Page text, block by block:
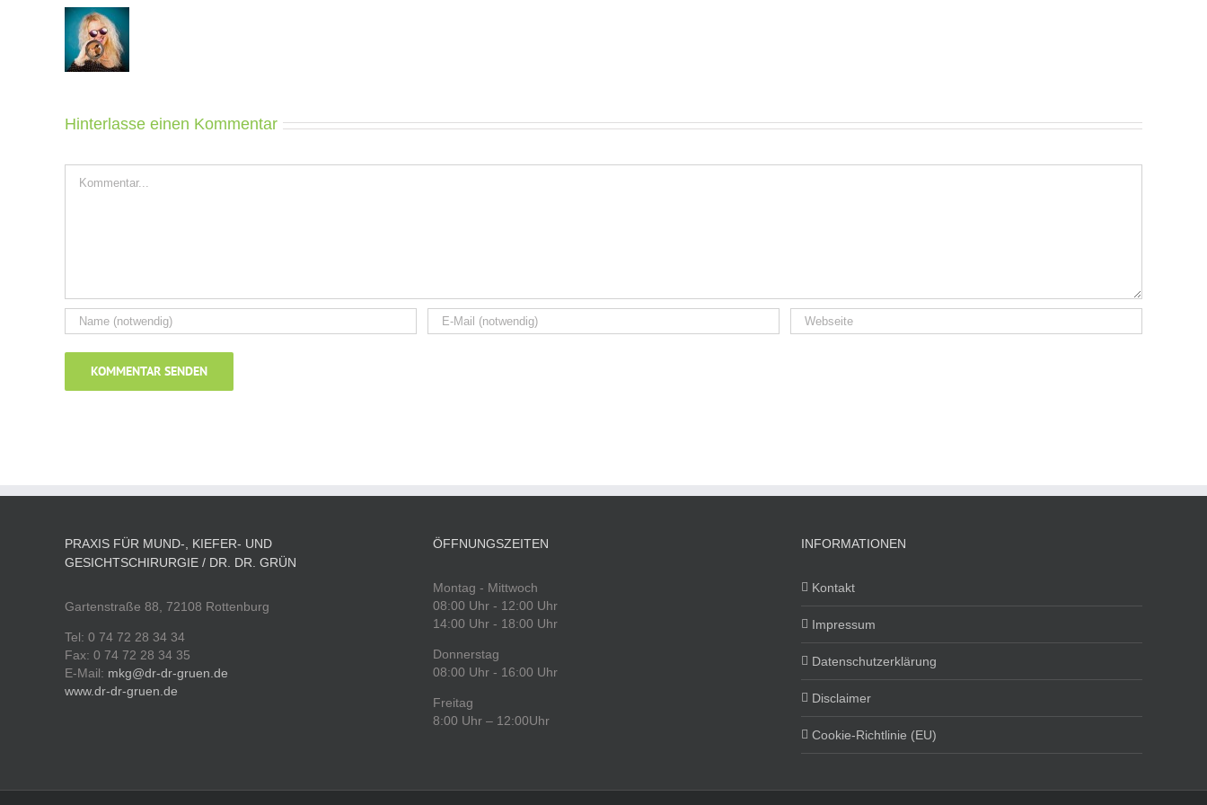
Hinterlasse einen Kommentar
PRAXIS FÜR MUND-, KIEFER- UND
GESICHTSCHIRURGIE / DR. DR. GRÜN
Gartenstraße 88, 72108 Rottenburg
Tel: 0 74 72 28 34 34
Fax: 0 74 72 28 34 35
E-Mail: mkg@dr-dr-gruen.de
www.dr-dr-gruen.de
ÖFFNUNGSZEITEN
Montag - Mittwoch
08:00 Uhr - 12:00 Uhr
14:00 Uhr - 18:00 Uhr
Donnerstag
08:00 Uhr - 16:00 Uhr
Freitag
8:00 Uhr – 12:00Uhr
INFORMATIONEN
Kontakt
Impressum
Datenschutzerklärung
Disclaimer
Cookie-Richtlinie (EU)